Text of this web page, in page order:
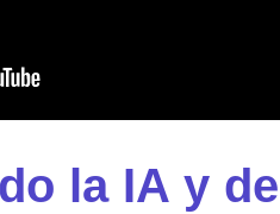
la IA y